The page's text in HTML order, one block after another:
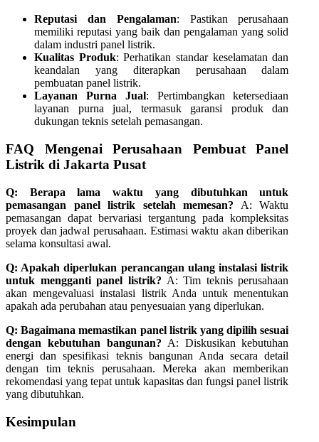
Reputasi dan Pengalaman: Pastikan perusahaan
memiliki reputasi yang baik dan pengalaman yang solid
dalam industri panel listrik.
Kualitas Produk: Perhatikan standar keselamatan dan
keandalan yang diterapkan perusahaan dalam
pembuatan panel listrik.
Layanan Purna Jual: Pertimbangkan ketersediaan
layanan purna jual, termasuk garansi produk dan
dukungan teknis setelah pemasangan.
FAQ Mengenai Perusahaan Pembuat Panel
Listrik di Jakarta Pusat
Q: Berapa lama waktu yang dibutuhkan untuk
pemasangan panel listrik setelah memesan? A: Waktu
pemasangan dapat bervariasi tergantung pada kompleksitas
proyek dan jadwal perusahaan. Estimasi waktu akan diberikan
selama konsultasi awal.
Q: Apakah diperlukan perancangan ulang instalasi listrik
untuk mengganti panel listrik? A: Tim teknis perusahaan
akan mengevaluasi instalasi listrik Anda untuk menentukan
apakah ada perubahan atau penyesuaian yang diperlukan.
Q: Bagaimana memastikan panel listrik yang dipilih sesuai
dengan kebutuhan bangunan? A: Diskusikan kebutuhan
energi dan spesifikasi teknis bangunan Anda secara detail
dengan tim teknis perusahaan. Mereka akan memberikan
rekomendasi yang tepat untuk kapasitas dan fungsi panel listrik
yang dibutuhkan.
Kesimpulan